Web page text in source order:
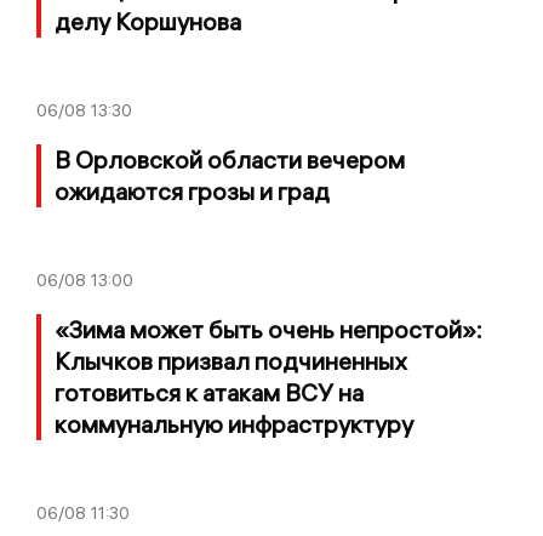
делу Коршунова
06/08 13:30
В Орловской области вечером
ожидаются грозы и град
06/08 13:00
«Зима может быть очень непростой»:
Клычков призвал подчиненных
готовиться к атакам ВСУ на
коммунальную инфраструктуру
06/08 11:30